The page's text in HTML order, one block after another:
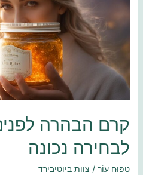
קרם הבהרה
לבחירה נכונה
טִפּוּחַ עוֹר/ צוות ביוטיבירד
מדריך
מלא
נכונה